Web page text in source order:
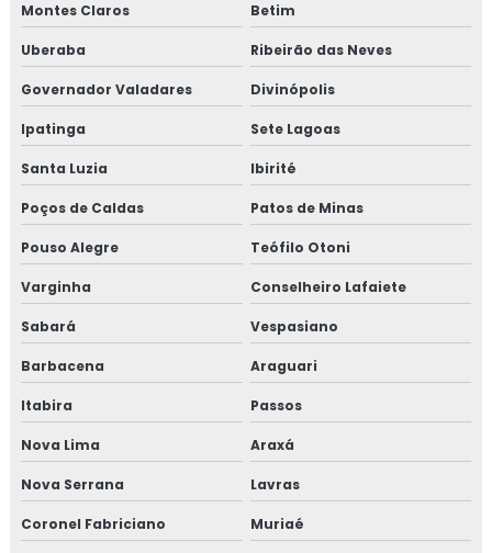
Consultoria em reciclagem sobre segurança dos
alimentos
Consultoria em registro na anvisa
Consultoria em registro de produtos na anvisa
Consultoria em resolução de não conformidades da
auditoria
Consultoria em revisão norma FSSC 22000
Consultoria em revisão plano HACCP
Consultoria em rotulagem de alimentos
Consultoria em sensibilização programa 5s
Consultoria para setor alimentício
Consultoria para setor de alimentos
Montes Claros Betim
Uberaba Ribeirão das Neves
Governador Valadares Divinópolis
Ipatinga Sete Lagoas
Santa Luzia Ibirité
Poços de Caldas Patos de Minas
Pouso Alegre Teófilo Otoni
Varginha Conselheiro Lafaiete
Sabará Vespasiano
Barbacena Araguari
Itabira Passos
Nova Lima Araxá
Nova Serrana Lavras
Coronel Fabriciano Muriaé